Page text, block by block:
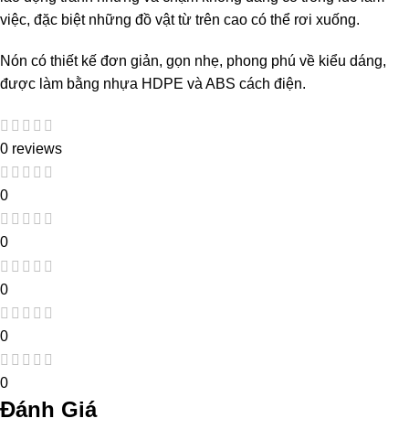
việc, đặc biệt những đồ vật từ trên cao có thể rơi xuống.
Nón có thiết kế đơn giản, gọn nhẹ, phong phú về kiểu dáng,
được làm bằng nhựa HDPE và ABS cách điện.
0 reviews
0
0
0
0
0
Đánh Giá